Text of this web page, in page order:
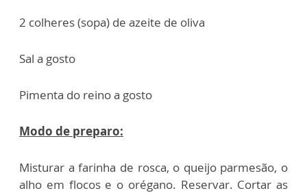
2 colheres (sopa) de azeite de oliva
Sal a gosto
Pimenta do reino a gosto
Modo de preparo:
Misturar a farinha de rosca, o queijo parmesão, o
alho em flocos e o orégano. Reservar. Cortar as